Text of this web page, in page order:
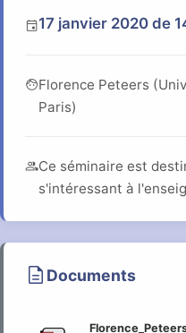
event17 janvier 2020 de
faceFlorence Peteers
Paris)
groupCe séminaire est
s'intéressant à
description Documents